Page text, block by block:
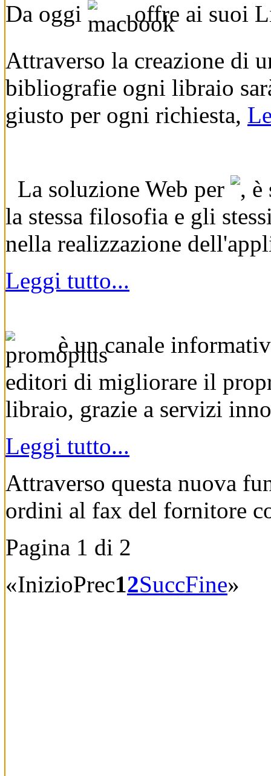
Da oggi
offre ai suoi
Attraverso la creazione di
bibliografie ogni libraio
giusto per ogni richiesta,
La soluzione Web per
, è
la stessa filosofia e gli
nella realizzazione
Leggi tutto...
è un canale
editori di migliorare il
libraio, grazie a servizi
Leggi tutto...
Attraverso questa nuova
ordini al fax del fornitore
Pagina 1 di 2
«InizioPrec12SuccFine»